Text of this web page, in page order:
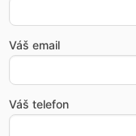
Váš email
Váš telefon